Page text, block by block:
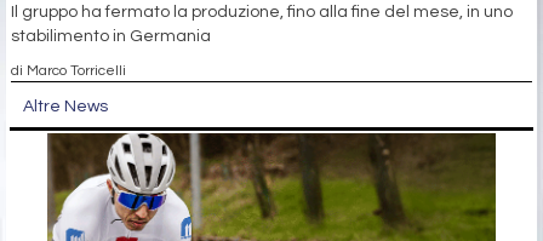
Il gruppo ha fermato la produzione, fino alla fine del mese, in uno
stabilimento in Germania
di Marco Torricelli
Altre News